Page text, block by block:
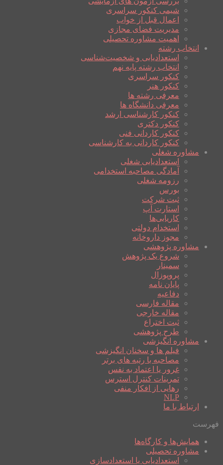
شیمی کنکور سراسری
اعمال قبل از خواب
مدیریت فضای مجازی
اهمیت مشاوره تحصیلی
انتخاب رشته
استعدادیابی و شخصیت‌شناسی
انتخاب رشته پایه نهم
کنکور سراسری
کنکور هنر
معرفی رشته ها
معرفی دانشگاه ها
کنکور کارشناسی ارشد
کنکور دکتری
کنکور کاردانی فنی
کنکور کاردانی به کارشناسی
مشاوره شغلی
استعدادیابی شغلی
آمادگی مصاحبه استخدامی
رزومه شغلی
بورس
ثبت شرکت
استارت آپ
کاریابی‌ها
استخدام دولتی
مجوز داروخانه
مشاوره پژوهشی
شروع یک پژوهش
سمینار
پروپوزال
پایان نامه
دفاعیه
مقاله فارسی
مقاله خارجی
ثبت اختراع
طرح پژوهشی
مشاوره انگیزشی
فیلم ها و سخنان انگیزشی
مصاحبه با رتبه های برتر
غرور یا اعتماد به نفس
تمرینات کنترل استرس
رهایی از افکار منفی
NLP
ارتباط با ما
فهرست
همایش‌ها و کارگاه‌ها
مشاوره تحصیلی
استعدادیابی یا استعدادسازی